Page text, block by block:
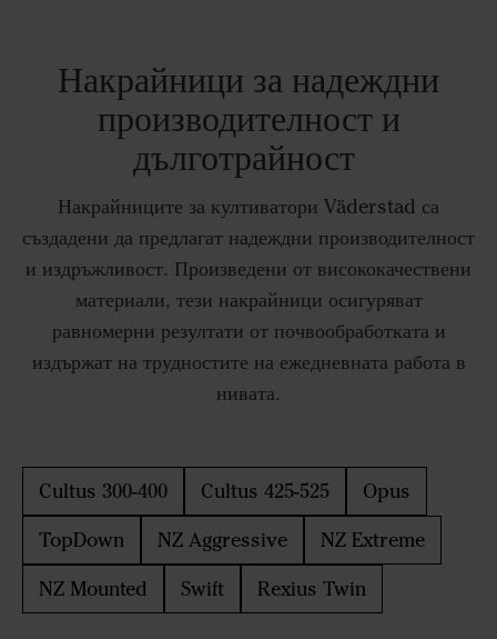
Накрайници за надеждни
производителност и
дълготрайност
Накрайниците за култиватори Väderstad са
създадени да предлагат надеждни производителност
и издръжливост. Произведени от висококачествени
материали, тези накрайници осигуряват
равномерни резултати от почвообработката и
издържат на трудностите на ежедневната работа в
нивата.
Cultus 300-400 Cultus 425-525
Opus
TopDown
NZ Aggressive
NZ Extreme
NZ Mounted
Swift Rexius Twin